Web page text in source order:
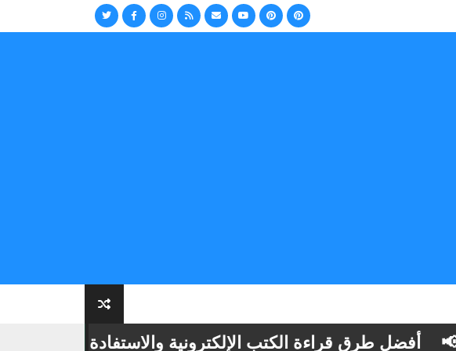
أفضل طرق قراءة الكتب الإلكترونية والاستفادة منها